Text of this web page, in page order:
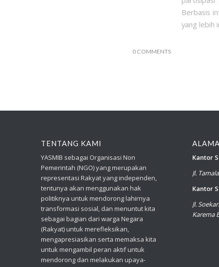
Berbasis
yang lebih
0 COMMENTS
TENTANG KAMI
YASMIB sebagai Organisasi Non
Pemerintah (NGO) yang merupakan
representasi Rakyat yang independen,
tentunya akan menggunakan hak
politiknya untuk mendorong lahirnya
transformasi sosial, dan menuntut kita
sebagai bagian dari warga Negara
(Rakyat) untuk merefleksikan,
mengapresiasikan serta memaksa kita
untuk mengambil peran aktif untuk
mendorong dan melakukan upaya-
Kantor
Jl.
Kantor
Jl.
Karema